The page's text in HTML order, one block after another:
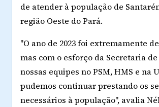
de atender à população de
região Oeste do Pará.
"O ano de 2023 foi extremamente
mas com o esforço da Secretaria de
nossas equipes no PSM, HMS e na
pudemos continuar prestando os
necessários à população", avalia